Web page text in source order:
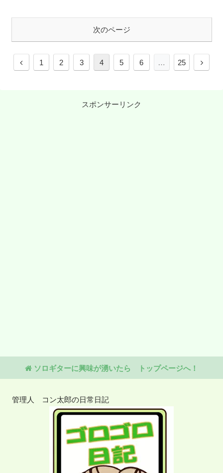
次のページ
前
1 2 3 4 5 6 … 25
次
スポンサーリンク
ソロギターに興味が湧いたら トップページへ！
管理人 コン太郎の日常日記